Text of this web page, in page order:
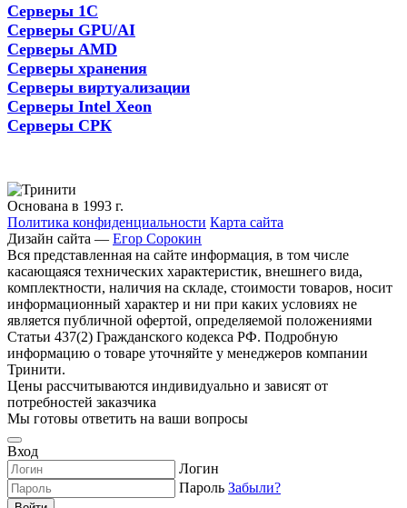
Серверы 1С
Серверы GPU/AI
Серверы AMD
Серверы хранения
Серверы виртуализации
Серверы Intel Xeon
Серверы СРК
Основана в 1993 г.
Политика конфиденциальности Карта сайта
Дизайн сайта — Егор Сорокин
Вся представленная на сайте информация, в том числе
касающаяся технических характеристик, внешнего вида,
комплектности, наличия на складе, стоимости товаров, носит
информационный характер и ни при каких условиях не
является публичной офертой, определяемой положениями
Статьи 437(2) Гражданского кодекса РФ. Подробную
информацию о товаре уточняйте у менеджеров компании
Тринити.
Цены рассчитываются индивидуально и зависят от
потребностей заказчика
Мы готовы ответить на ваши вопросы
Вход
Логин
Пароль Забыли?